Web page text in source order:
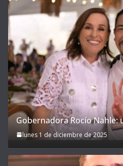
Gobernadora Rocío Nahle:
lunes 1 de diciembre de 2025